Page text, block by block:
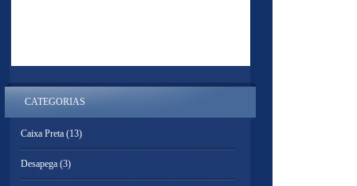
CATEGORIAS
Caixa Preta (13)
Desapega (3)